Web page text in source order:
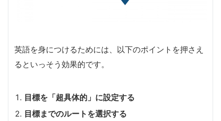
英語を身につけるためには、以下のポイントを押さえ
るといっそう効果的です。
目標を「超具体的」に設定する
目標までのルートを選択する